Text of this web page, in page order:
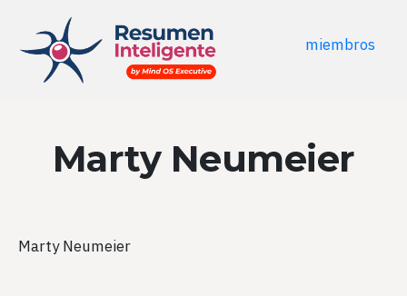
miembros
Marty Neumeier
Marty Neumeier